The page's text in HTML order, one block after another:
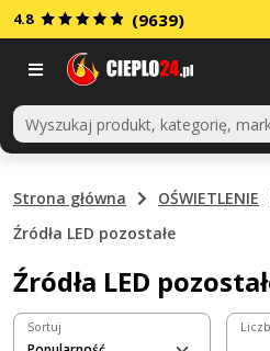
4.8 (9639)
Strona główna OŚWIETLENIE
Źródła LED pozostałe
Źródła LED
Sortuj